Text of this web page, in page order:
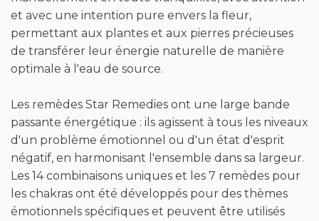
optimale à l'eau de source.
Les remèdes Star Remedies ont une large bande
passante énergétique : ils agissent à tous les niveaux
négatif, en harmonisant l'ensemble dans sa largeur.
Les 14 combinaisons uniques et les 7 remèdes pour
les chakras ont été développés pour des thèmes
émotionnels spécifiques et peuvent être utilisés
quotidiennement comme un soutien doux et
naturel pour l'équilibre émotionnel.